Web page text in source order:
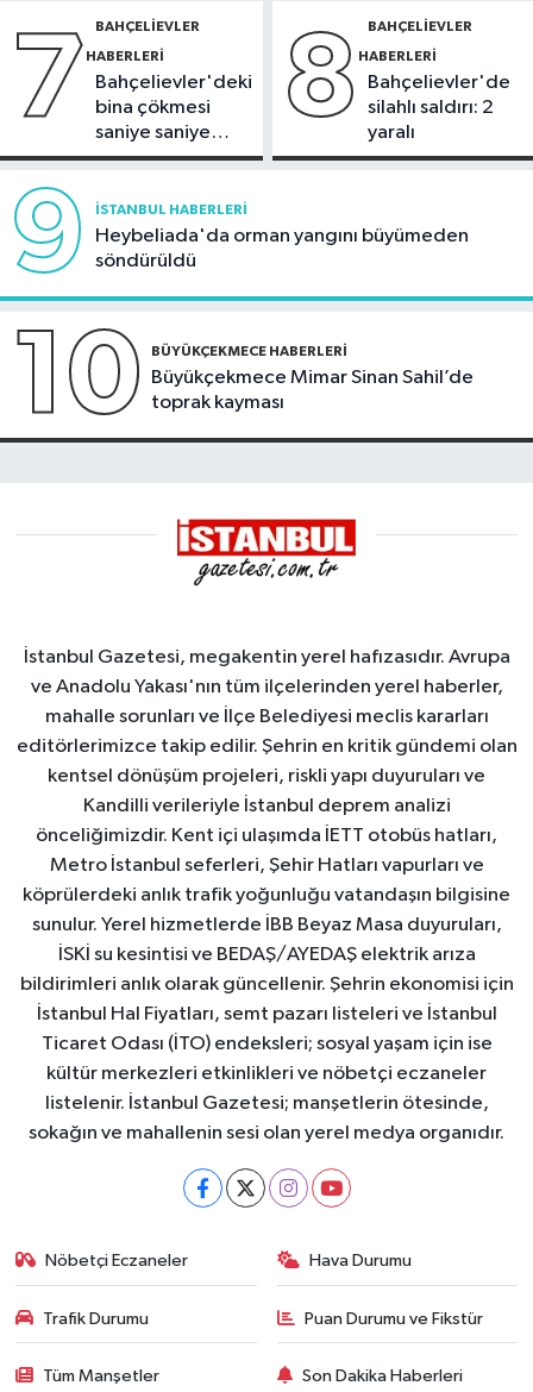
7 BAHÇELIEVLER
HABERLERI
Bahçelievler'deki
bina çökmesi
saniye saniye
görüntülendi
8 BAHÇELIEVLER
HABERLERI
Bahçelievler'de
silahlı saldırı: 2
yaralı
9 İSTANBUL HABERLERI
Heybeliada'da orman yangını büyümeden
söndürüldü
10 BÜYÜKÇEKMECE HABERLERI
Büyükçekmece Mimar Sinan Sahil’de
toprak kayması
İstanbul Gazetesi, megakentin yerel hafızasıdır. Avrupa
ve Anadolu Yakası'nın tüm ilçelerinden yerel haberler,
mahalle sorunları ve İlçe Belediyesi meclis kararları
editörlerimizce takip edilir. Şehrin en kritik gündemi olan
kentsel dönüşüm projeleri, riskli yapı duyuruları ve
Kandilli verileriyle İstanbul deprem analizi
önceliğimizdir. Kent içi ulaşımda İETT otobüs hatları,
Metro İstanbul seferleri, Şehir Hatları vapurları ve
köprülerdeki anlık trafik yoğunluğu vatandaşın bilgisine
sunulur. Yerel hizmetlerde İBB Beyaz Masa duyuruları,
İSKİ su kesintisi ve BEDAŞ/AYEDAŞ elektrik arıza
bildirimleri anlık olarak güncellenir. Şehrin ekonomisi için
İstanbul Hal Fiyatları, semt pazarı listeleri ve İstanbul
Ticaret Odası (İTO) endeksleri; sosyal yaşam için ise
kültür merkezleri etkinlikleri ve nöbetçi eczaneler
listelenir. İstanbul Gazetesi; manşetlerin ötesinde,
sokağın ve mahallenin sesi olan yerel medya organıdır.
Nöbetçi Eczaneler Hava Durumu
Trafik Durumu Puan Durumu ve Fikstür
Tüm Manşetler Son Dakika Haberleri